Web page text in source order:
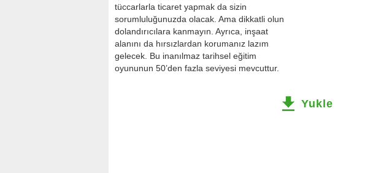
tüccarlarla ticaret yapmak da sizin
sorumluluğunuzda olacak. Ama dikkatli olun
dolandırıcılara kanmayın. Ayrıca, inşaat
alanını da hırsızlardan korumanız lazım
gelecek. Bu inanılmaz tarihsel eğitim
oyununun 50’den fazla seviyesi mevcuttur.
Yukle